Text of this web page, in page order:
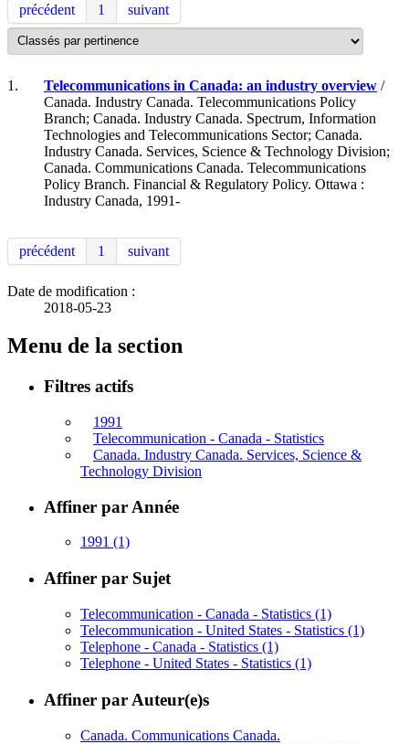
précédent 1 suivant
1. Telecommunications in Canada: an industry overview /
Canada. Industry Canada. Telecommunications Policy
Branch; Canada. Industry Canada. Spectrum, Information
Technologies and Telecommunications Sector; Canada.
Industry Canada. Services, Science & Technology Division;
Canada. Communications Canada. Telecommunications
Policy Branch. Financial & Regulatory Policy. Ottawa :
Industry Canada, 1991-
précédent 1 suivant
Date de modification :
2018-05-23
Menu de la section
Filtres actifs
1991
Telecommunication - Canada - Statistics
Canada. Industry Canada. Services, Science &
Technology Division
Affiner par Année
1991 (1)
Affiner par Sujet
Telecommunication - Canada - Statistics (1)
Telecommunication - United States - Statistics (1)
Telephone - Canada - Statistics (1)
Telephone - United States - Statistics (1)
Affiner par Auteur(e)s
Canada. Communications Canada.